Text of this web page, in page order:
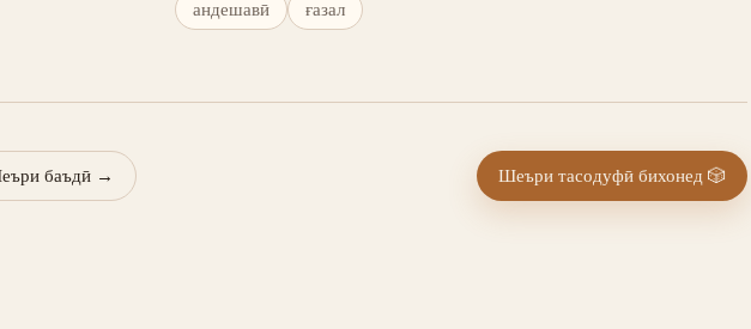
андешавӣ ғазал
баъдӣ → Шеъри тасодуфӣ бихонед 🎲